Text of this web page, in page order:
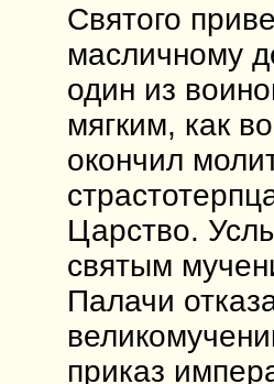
Святого
масличному
один из
мягким, как
окончил
Царство.
святым
Палачи
приказ